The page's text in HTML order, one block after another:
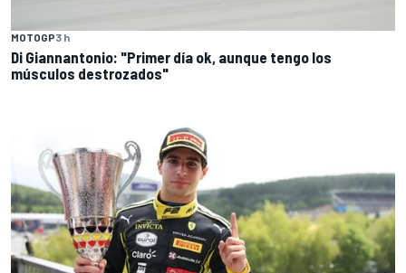
MOTOGP3 h
Di Giannantonio: "Primer día ok, aunque tengo los
músculos destrozados"